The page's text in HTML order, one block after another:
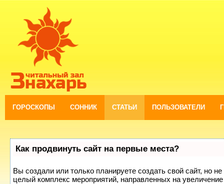
ГОРОСКОПЫ СОННИК СТАТЬИ ПОЛЬЗОВАТЕЛИ
Как продвинуть сайт на первые места?
Вы создали или только планируете создать свой сайт, но
целый комплекс мероприятий, направленных на